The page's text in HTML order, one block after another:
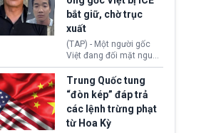
hơn 2 tuần phối hợp truy
xét, lực lượng chức năng
hai nước đã bắt giữ 171
lừa đảo 619 nạn nhân,
chiếm đoạt hơn 17,7 tỷ
KRW.
bắt giữ, chờ trục
xuất
(TAP) - Một người gốc
Việt đang đối mặt nguy
cơ bị trục xuất khỏi Hoa
Kỳ sau khi đã chấp hành
xong bản án liên quan
đến tội ác từ hơn 30
năm trước tại California.
Trung Quốc tung
“đòn kép” đáp trả
các lệnh trừng phạt
từ Hoa Kỳ